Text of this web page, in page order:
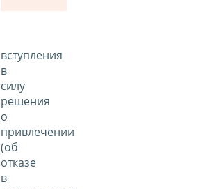
вступления
в
силу
решения
о
привлечении
(об
отказе
в